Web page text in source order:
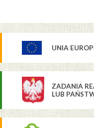
UNIA
ZADANIA
LUB